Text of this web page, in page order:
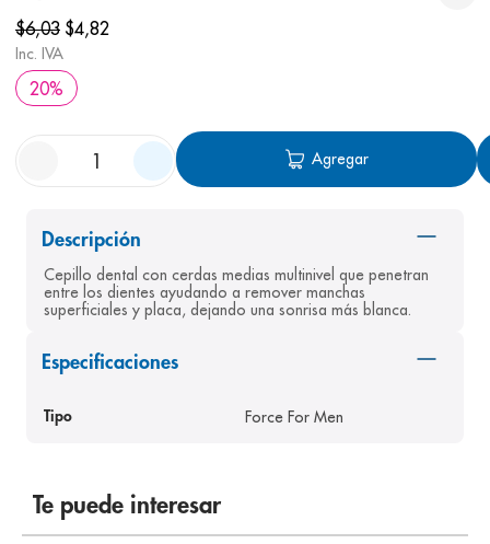
$6,03 $4,82
Inc. IVA
20%
Agregar
Descripción
Cepillo dental con cerdas medias multinivel que penetran
entre los dientes ayudando a remover manchas
superficiales y placa, dejando una sonrisa más blanca.
Especificaciones
Tipo Force For Men
Te puede interesar
2. pañales
3.
4. cerave
5. nivea
shampoo
8. panolini
9. pediasure